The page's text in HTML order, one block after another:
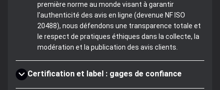
première norme au monde visant à garantir
l'authenticité des avis en ligne (devenue NF ISO
20488), nous défendons une transparence totale et
le respect de pratiques éthiques dans la collecte, la
modération et la publication des avis clients.
Certification et label : gages de confiance